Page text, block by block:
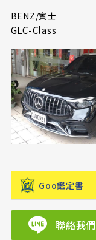
BENZ/賓士
GLC-Class
Goo鑑定書
聯絡我們